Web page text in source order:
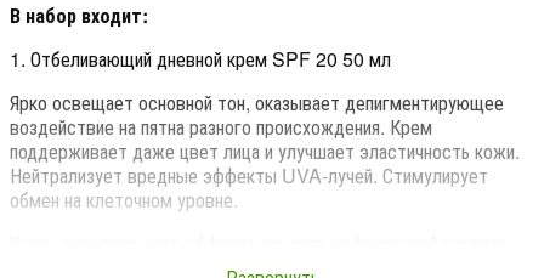
В набор входит:
1. Отбеливающий дневной крем SPF 20 50 мл
Ярко освещает основной тон, оказывает депигментирующее
воздействие на пятна разного происхождения. Крем
поддерживает даже цвет лица и улучшает эластичность кожи.
Нейтрализует вредные эффекты UVA-лучей. Стимулирует
обмен на клеточном уровне.
AHA и на Дэвиде Буддлей Стамзейлене. ODA-C - это